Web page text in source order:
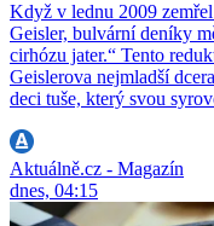
Když v lednu 2009
Geisler, bulvární deníky
cirhózu jater.“ Tento
Geislerova nejmladší
deci tuše, který svou
Aktuálně.cz - Magazín
dnes, 04:15